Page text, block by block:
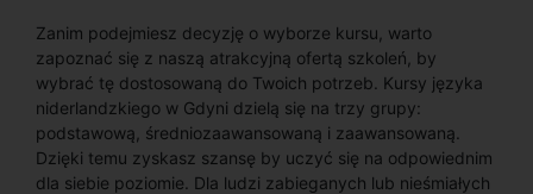
Zanim podejmiesz decyzję o wyborze kursu, warto
zapoznać się z naszą atrakcyjną ofertą szkoleń, by
wybrać tę dostosowaną do Twoich potrzeb. Kursy języka
niderlandzkiego w Gdyni dzielą się na trzy grupy:
podstawową, średniozaawansowaną i zaawansowaną.
Dzięki temu zyskasz szansę by uczyć się na odpowiednim
dla siebie poziomie. Dla ludzi zabieganych lub nieśmiałych